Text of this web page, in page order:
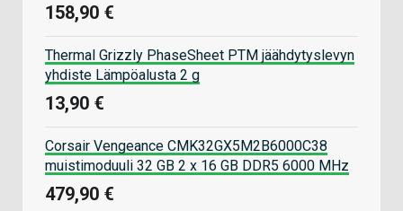
158,90 €
Thermal Grizzly PhaseSheet PTM jäähdytyslevyn
yhdiste Lämpöalusta 2 g
13,90 €
Corsair Vengeance CMK32GX5M2B6000C38
muistimoduuli 32 GB 2 x 16 GB DDR5 6000 MHz
479,90 €